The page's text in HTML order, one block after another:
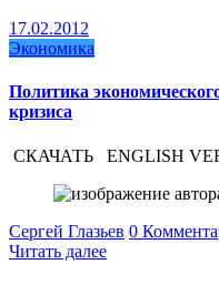
17.02.2012
Экономика
Политика
кризиса
СКАЧАТЬ ENGLISH
Сергей Глазьев 0
Читать далее